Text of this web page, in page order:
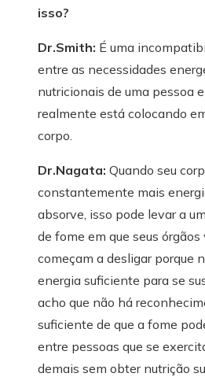
isso?
Dr.Smith: É uma
entre as necessidades
nutricionais de uma pessoa
realmente está colocando
corpo.
Dr.Nagata: Quando seu
constantemente mais
absorve, isso pode levar a
de fome em que seus órgãos
começam a desligar porque
energia suficiente para se
acho que não há
suficiente de que a fome
entre pessoas que se
demais sem obter nutrição